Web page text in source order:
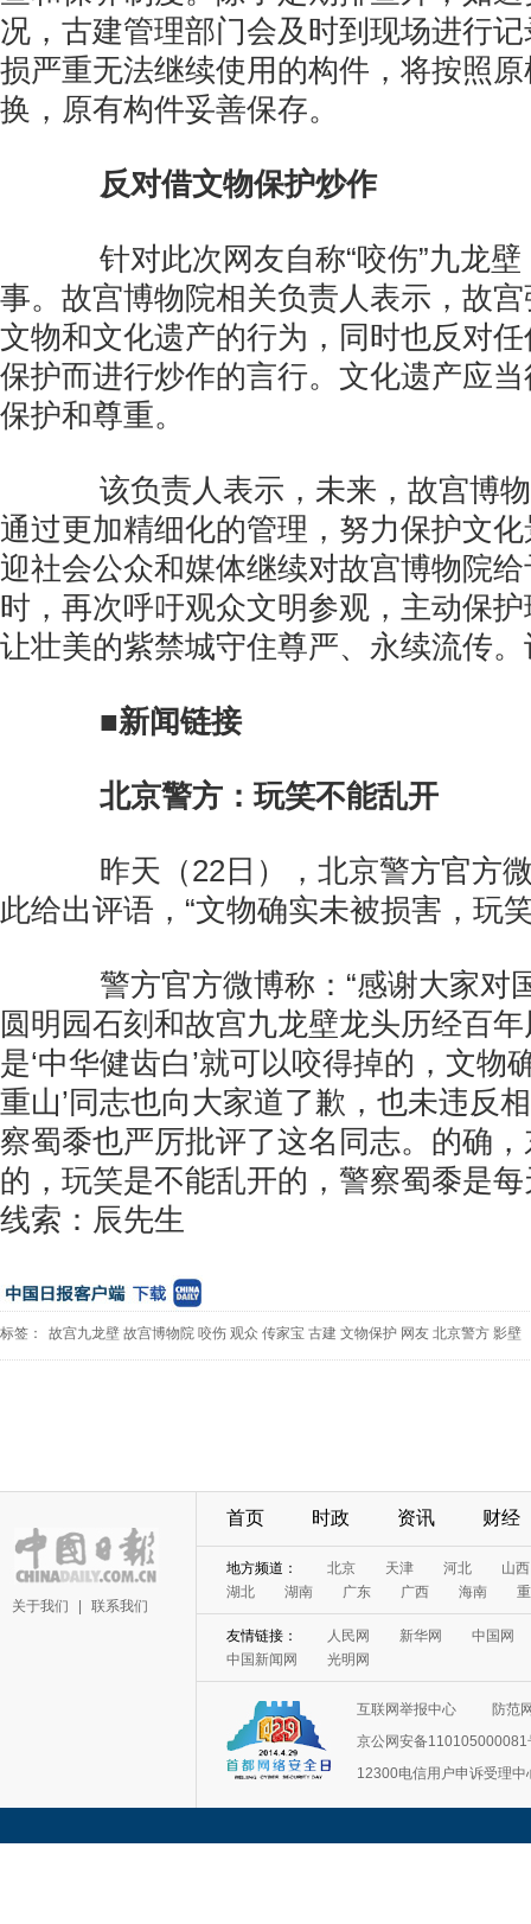
况，古建管理部门会及时到现场进行
损严重无法继续使用的构件，将按照
换，原有构件妥善保存。
反对借文物保护炒作
针对此次网友自称“咬伤”九龙壁
事。故宫博物院相关负责人表示，故
文物和文化遗产的行为，同时也反对
保护而进行炒作的言行。文化遗产应
保护和尊重。
该负责人表示，未来，故宫博物
通过更加精细化的管理，努力保护文
迎社会公众和媒体继续对故宫博物院
时，再次呼吁观众文明参观，主动保
让壮美的紫禁城守住尊严、永续流传
■新闻链接
北京警方：玩笑不能乱开
昨天（22日），北京警方官方微
此给出评语，“文物确实未被损害，玩
警方官方微博称：“感谢大家对
圆明园石刻和故宫九龙壁龙头历经百
是‘中华健齿白’就可以咬得掉的，文物
重山’同志也向大家道了歉，也未违反
察蜀黍也严厉批评了这名同志。的确
的，玩笑是不能乱开的，警察蜀黍是
线索：辰先生
标签： 故宫九龙壁 故宫博物院 咬伤 观众 传家宝 古建 文物保护 网友 北京警方 影壁
关于我们 联系我们
首页 时政 资讯 财经
地方频道： 北京 天津 河北
山西
湖北
湖南 广东 广西 海南
友情链接： 人民网 新华网
中国网
中国新闻网
光明网
互联网举报中心
防范
京公网安备110105000081
12300电信用户申诉受理中